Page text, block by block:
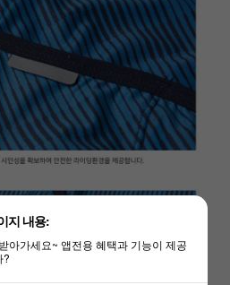
지 내용:
아가세요~ 앱전용 혜택과 기능이 제공
?